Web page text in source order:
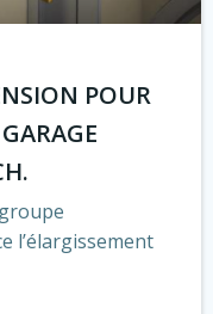
POUR
groupe
l’élargissement